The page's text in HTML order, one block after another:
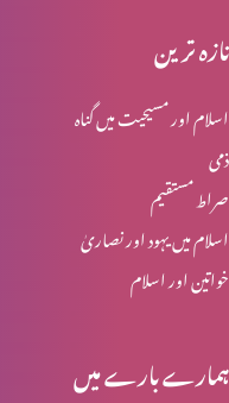
تازہ ترین
اسلام اور مسیحیت میں گناہ
ذمی
صراط مستقیم
اسلام میں یہود اور نصاریٰ
خواتین اور اسلام
ہمارے بارے میں